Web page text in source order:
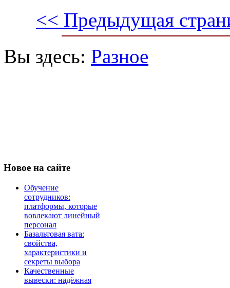
<< Предыдущая
Вы здесь: Разное
Новое на сайте
Обучение
сотрудников:
платформы, которые
вовлекают линейный
персонал
Базальтовая вата:
свойства,
характеристики и
секреты выбора
Качественные
вывески: надёжная